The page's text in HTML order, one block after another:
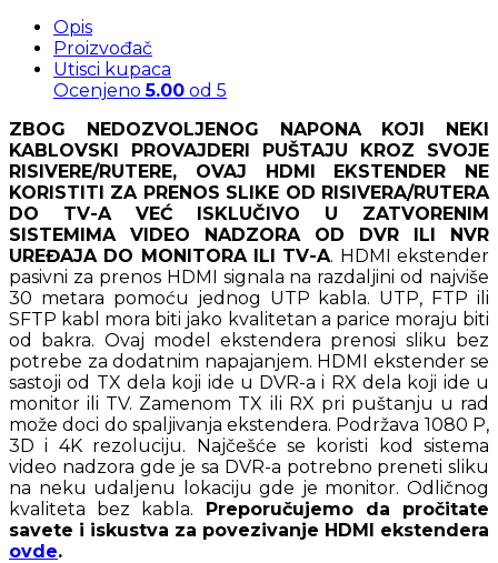
Opis
Proizvođač
Utisci kupaca
Ocenjeno5.00 od 5
ZBOG NEDOZVOLJENOG NAPONA KOJI NEKI
KABLOVSKI PROVAJDERI PUŠTAJU KROZ SVOJE
RISIVERE/RUTERE, OVAJ HDMI EKSTENDER NE
KORISTITI ZA PRENOS SLIKE OD RISIVERA/RUTERA
DO TV-A VEĆ ISKLUČIVO U ZATVORENIM
SISTEMIMA VIDEO NADZORA OD DVR ILI NVR
UREĐAJA DO MONITORA ILI TV-A. HDMI ekstender
pasivni za prenos HDMI signala na razdaljini od najviše
30 metara pomoću jednog UTP kabla. UTP, FTP ili
SFTP kabl mora biti jako kvalitetan a parice moraju biti
od bakra. Ovaj model ekstendera prenosi sliku bez
potrebe za dodatnim napajanjem. HDMI ekstender se
sastoji od TX dela koji ide u DVR-a i RX dela koji ide u
monitor ili TV. Zamenom TX ili RX pri puštanju u rad
može doci do spaljivanja ekstendera. Podržava 1080 P,
3D i 4K rezoluciju. Najčešće se koristi kod sistema
video nadzora gde je sa DVR-a potrebno preneti sliku
na neku udaljenu lokaciju gde je monitor. Odličnog
kvaliteta bez kabla. Preporučujemo da pročitate
savete i iskustva za povezivanje HDMI ekstendera
ovde.